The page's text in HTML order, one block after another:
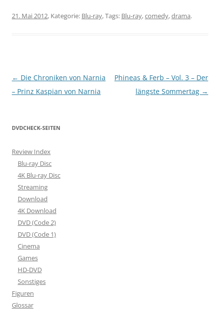
21. Mai 2012, Kategorie: Blu-ray, Tags: Blu-ray,comedy,drama.
Beitragsnavigation
← Die Chroniken von Narnia
– Prinz Kaspian von Narnia
Phineas & Ferb – Vol. 3 – Der
längste Sommertag →
DVDCHECK-SEITEN
Review Index
Blu-ray Disc
4K Blu-ray Disc
Streaming
Download
4K Download
DVD (Code 2)
DVD (Code 1)
Cinema
Games
HD-DVD
Sonstiges
Figuren
Glossar